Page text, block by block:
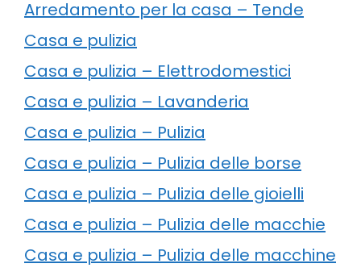
Arredamento per la casa – Tende
Casa e pulizia
Casa e pulizia – Elettrodomestici
Casa e pulizia – Lavanderia
Casa e pulizia – Pulizia
Casa e pulizia – Pulizia delle borse
Casa e pulizia – Pulizia delle gioielli
Casa e pulizia – Pulizia delle macchie
Casa e pulizia – Pulizia delle macchine